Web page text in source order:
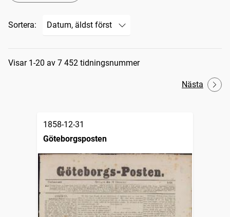
Sortera:
Sökresultat
Visar 1-20 av 7 452 tidningsnummer
Nästa
1858-12-31
Göteborgsposten